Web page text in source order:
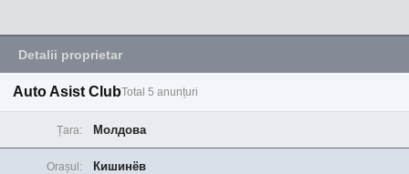
Detalii proprietar
Auto Asist ClubTotal 5 anunțuri
Țara: Молдова
Orașul: Кишинёв